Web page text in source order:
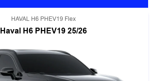
HAVAL H6 PHEV19 Flex
Haval H6 PHEV19 25/26